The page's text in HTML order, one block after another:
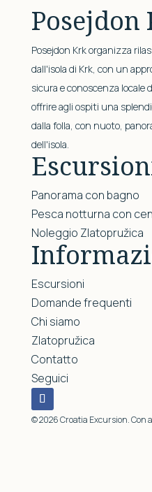
Posejdon
Posejdon Krk organizza
dall'isola di Krk, con un
sicura e conoscenza locale
offrire agli ospiti una
dalla folla, con nuoto,
dell'isola.
Panorama con bagno
Pesca notturna con
Noleggio Zlatopružica
Escursioni
Domande frequenti
Chi siamo
Zlatopružica
Contatto
Seguici
© 2026 Croatia Excursion. Con